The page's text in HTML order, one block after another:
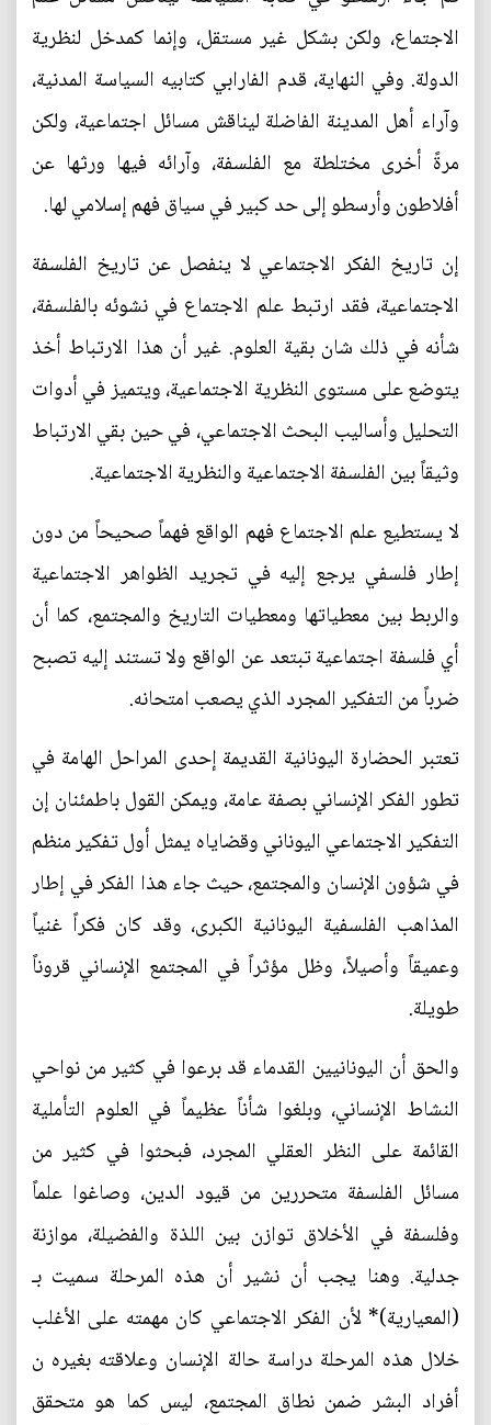
الاجتماع، ولكن بشكل غير مستقل، وإنما كمدخل لنظرية
الدولة. وفي النهاية، قدم الفارابي كتابيه السياسة المدنية،
وآراء أهل المدينة الفاضلة ليناقش مسائل اجتماعية، ولكن
مرةً أخرى مختلطة مع الفلسفة، وآرائه فيها ورثها عن
أفلاطون وأرسطو إلى حد كبير في سياق فهم إسلامي لها.
إن تاريخ الفكر الاجتماعي لا ينفصل عن تاريخ الفلسفة
الاجتماعية، فقد ارتبط علم الاجتماع في نشوئه بالفلسفة،
شأنه في ذلك شان بقية العلوم. غير أن هذا الارتباط أخذ
يتوضع على مستوى النظرية الاجتماعية، ويتميز في أدوات
التحليل وأساليب البحث الاجتماعي، في حين بقي الارتباط
وثيقاً بين الفلسفة الاجتماعية والنظرية الاجتماعية.
لا يستطيع علم الاجتماع فهم الواقع فهماً صحيحاً من دون
إطار فلسفي يرجع إليه في تجريد الظواهر الاجتماعية
والربط بين معطياتها ومعطيات التاريخ والمجتمع، كما أن
أي فلسفة اجتماعية تبتعد عن الواقع ولا تستند إليه تصبح
ضرباً من التفكير المجرد الذي يصعب امتحانه.
تعتبر الحضارة اليونانية القديمة إحدى المراحل الهامة في
تطور الفكر الإنساني بصفة عامة، ويمكن القول باطمئنان إن
التفكير الاجتماعي اليوناني وقضاياه يمثل أول تفكير منظم
في شؤون الإنسان والمجتمع، حيث جاء هذا الفكر في إطار
المذاهب الفلسفية اليونانية الكبرى، وقد كان فكراً غنياً
وعميقاً وأصيلاً، وظل مؤثراً في المجتمع الإنساني قروناً
طويلة.
والحق أن اليونانيين القدماء قد برعوا في كثير من نواحي
النشاط الإنساني، وبلغوا شأناً عظيماً في العلوم التأملية
القائمة على النظر العقلي المجرد، فبحثوا في كثير من
مسائل الفلسفة متحررين من قيود الدين، وصاغوا علماً
وفلسفة في الأخلاق توازن بين اللذة والفضيلة، موازنة
جدلية. وهنا يجب أن نشير أن هذه المرحلة سميت بـ
(المعيارية)* لأن الفكر الاجتماعي كان مهمته على الأغلب
خلال هذه المرحلة دراسة حالة الإنسان وعلاقته بغيره ن
أفراد البشر ضمن نطاق المجتمع، ليس كما هو متحقق